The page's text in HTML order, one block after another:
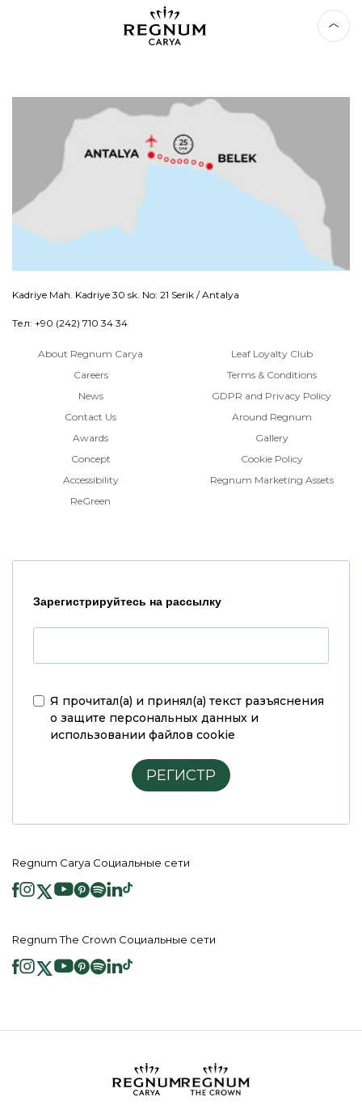
Kadriye Mah. Kadriye 30 sk. No: 21 Serik / Antalya
Тел: +90 (242) 710 34 34
About Regnum Carya
Careers
News
Contact Us
Awards
Concept
Accessibility
ReGreen
Leaf Loyalty Club
Terms & Conditions
GDPR and Privacy Policy
Around Regnum
Gallery
Cookie Policy
Regnum Marketing Assets
Зарегистрируйтесь на рассылку
Я прочитал(а) и принял(а) текст разъяснения
о защите персональных данных и
использовании файлов cookie
РЕГИСТР
Regnum Carya Социальные сети
Regnum The Crown Социальные сети